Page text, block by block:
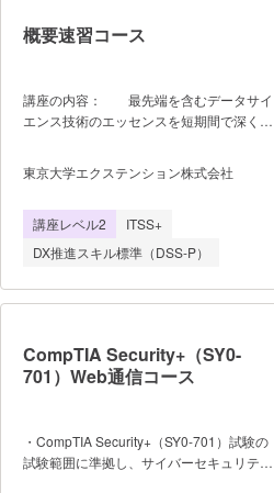
べる設計 ・「学習支援機能」で知識の
解説講座 本講座は、申し込みから
2か月間は無料で動画 eラーニングを視聴
いただけます。 上記期間終了後に継続
（30,000円）でご契約いただけま
とはございませんのでご安心くださ
場合「お問い合わせ・お申込み」から、個
申込みください。 「Ｄ‐Ｍａｒｋ
概要速習コース
講座の内容： 最先端を含むデータサイ
エンス技術のエッセンスを短期間で深く学
Eラーニングオンデマンド（毎週水曜日よ
り開講）にて学びます。 ・各講義を閲
テストを行い、全問正解していただきま
す。 ・その他講義に関する受講レポー
ト（アンケート）の提出をしていただきま
す。 目標 ・データサイエンス
の社会状況・技術の概要を体系的に学び、
把握する。 ・統計的手法の基本と機械
学習の最先端を概観し、予測・分析への活
用可能性や重要な考え方を理解す
うコンプライアンスや倫理的課題への対応
のための基礎的な行動規範を身につけ
る。 注意 ・「データサイエン
東京大学エクステンション株式会社
講座レベル2
ITSS+
DX推進スキル標準（DSS-P）
CompTIA Security+（SY0-
701）Web通信コース
・CompTIA Security+（SY0-701）試験の
試験範囲に準拠し、サイバーセキュリティ